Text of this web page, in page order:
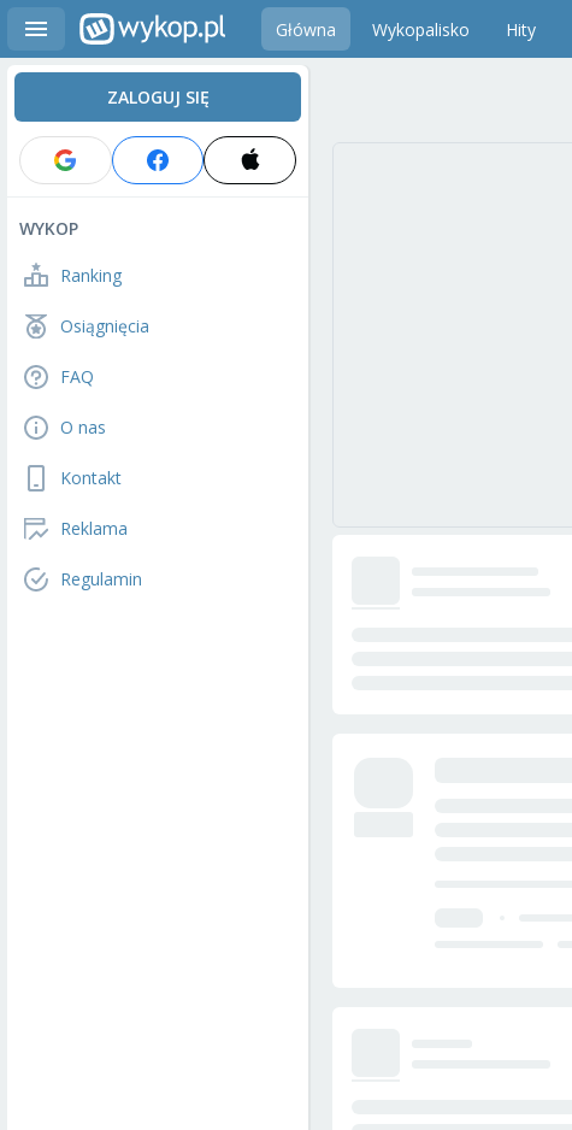
Główna Wykopalisko Hity
ZALOGUJ SIĘ
WYKOP
Ranking
Osiągnięcia
FAQ
O nas
Kontakt
Reklama
Regulamin